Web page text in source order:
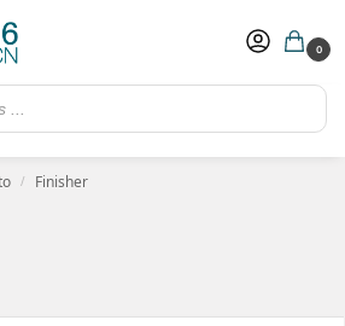
0
verano hasta -30%
cupón 5GRANVIA (compras superiores a 150€)
/ Finisher